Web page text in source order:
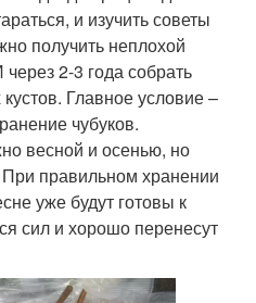
и изучить советы
получить неплохой
через 2-3 года собрать
Главное условие –
чубуков.
весной и осенью, но
правильном хранении
уже будут готовы к
сил и хорошо перенесут